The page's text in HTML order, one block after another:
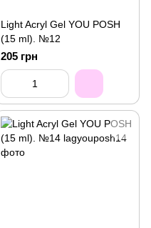
Light Acryl Gel YOU POSH
(15 ml). №12
205 грн